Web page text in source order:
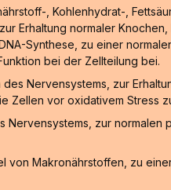
, Kohlenhydrat-,
Erhaltung normaler
Synthese, zu einer
bei der Zellteilung bei.
Nervensystems, zur
vor oxidativem Stress
zur
Makronährstoffen, zu